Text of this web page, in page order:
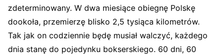
zdeterminowany. W dwa miesiące obiegnę Polskę
dookoła, przemierzę blisko 2,5 tysiąca kilometrów.
Tak jak on codziennie będę musiał walczyć, każdego
dnia stanę do pojedynku bokserskiego. 60 dni, 60